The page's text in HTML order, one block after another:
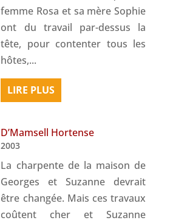
femme Rosa et sa mère Sophie
ont du travail par-dessus la
tête, pour contenter tous les
hôtes,...
LIRE PLUS
D’Mamsell Hortense
2003
La charpente de la maison de
Georges et Suzanne devrait
être changée. Mais ces travaux
coûtent cher et Suzanne